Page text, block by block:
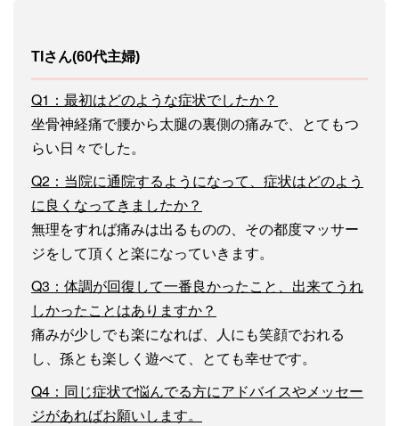
TIさん(60代主婦)
Q1：最初はどのような症状でしたか？
坐骨神経痛で腰から太腿の裏側の痛みで、とてもつ
らい日々でした。
Q2：当院に通院するようになって、症状はどのよう
に良くなってきましたか？
無理をすれば痛みは出るものの、その都度マッサー
ジをして頂くと楽になっていきます。
Q3：体調が回復して一番良かったこと、出来てうれ
しかったことはありますか？
痛みが少しでも楽になれば、人にも笑顔でおれる
し、孫とも楽しく遊べて、とても幸せです。
Q4：同じ症状で悩んでる方にアドバイスやメッセー
ジがあればお願いします。